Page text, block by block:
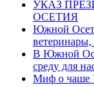
УКАЗ
ОСЕТИЯ
Южной
ветеринары,
В Южной
среду для
Миф о чаше